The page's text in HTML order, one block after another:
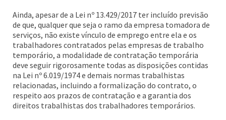
Ainda, apesar de a Lei nº 13.429/2017 ter incluído previsão
de que, qualquer que seja o ramo da empresa tomadora de
serviços, não existe vínculo de emprego entre ela e os
trabalhadores contratados pelas empresas de trabalho
temporário, a modalidade de contratação temporária
deve seguir rigorosamente todas as disposições contidas
na Lei nº 6.019/1974 e demais normas trabalhistas
relacionadas, incluindo a formalização do contrato, o
respeito aos prazos de contratação e a garantia dos
direitos trabalhistas dos trabalhadores temporários.